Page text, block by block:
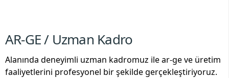
AR-GE / Uzman Kadro
Alanında deneyimli uzman kadromuz ile ar-ge ve üretim
faaliyetlerini profesyonel bir şekilde gerçekleştiriyoruz.